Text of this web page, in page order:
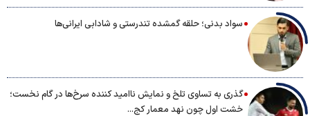
سواد بدنی؛ حلقه گمشده تندرستی و شادابی ایرانی‌ها
گذری به تساوی تلخ و نمایش ناامید کننده سرخ‌ها در گام نخست؛
خشت اول چون نهد معمار کج...